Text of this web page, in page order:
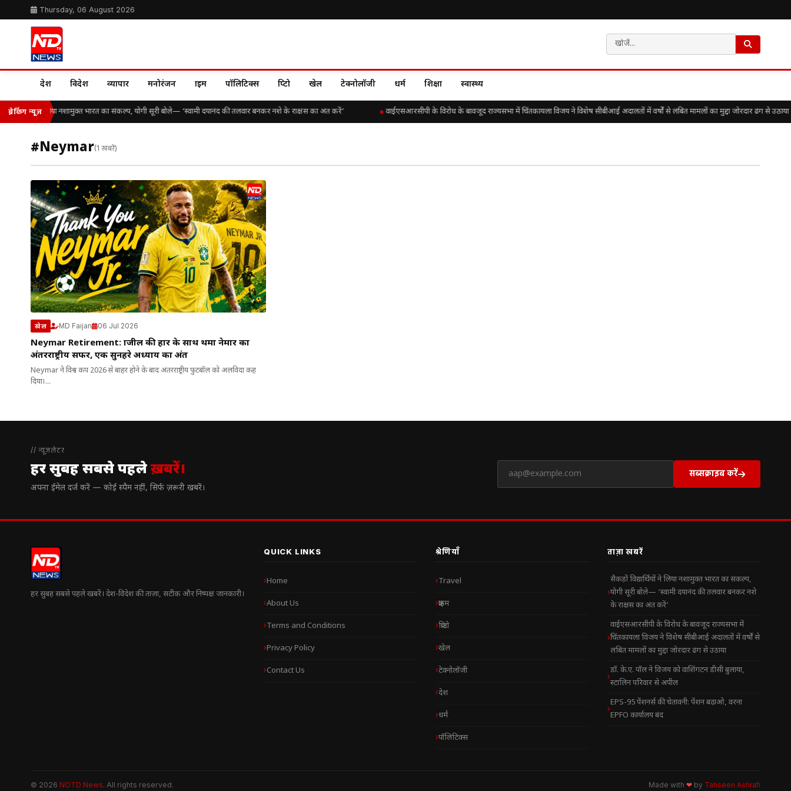
Thursday, 06 August 2026
देश विदेश व्यापार मनोरंजन क्राइम पॉलिटिक्स क्रिप्टो खेल टेक्नोलॉजी धर्म शिक्षा स्वास्थ्य
ब्रेकिंग न्यूज़
विद्यार्थियों ने लिया नशामुक्त भारत का संकल्प, योगी सूरी बोले— ‘स्वामी दयानंद की तलवार बनकर नशे के राक्षस का अंत करें’ वाईएसआरसीपी के विरोध के बावजूद राज्यसभा में चिंतकायला विजय ने विशेष सीबीआई अदालतों में वर्षों से लंबित मामलों का मुद्दा जोरदार ढंग से उठाया
#Neymar(1 खबरें)
खेल MD Faijan 06 Jul 2026
Neymar Retirement: ब्राजील की हार के साथ थमा नेमार का
अंतरराष्ट्रीय सफर, एक सुनहरे अध्याय का अंत
Neymar ने विश्व कप 2026 से बाहर होने के बाद अंतरराष्ट्रीय फुटबॉल को अलविदा कह
दिया।...
// न्यूज़लेटर
हर सुबह सबसे पहलेख़बरें।
अपना ईमेल दर्ज करें — कोई स्पैम नहीं, सिर्फ ज़रूरी खबरें।
सब्सक्राइब करें
हर सुबह सबसे पहले खबरें। देश-विदेश की ताज़ा, सटीक और निष्पक्ष जानकारी।
QUICK LINKS
Home
About Us
Terms and Conditions
Privacy Policy
Contact Us
श्रेणियाँ
Travel
क्राइम
क्रिप्टो
खेल
टेक्नोलॉजी
देश
धर्म
पॉलिटिक्स
ताज़ा खबरें
सैकड़ों विद्यार्थियों ने लिया नशामुक्त भारत का संकल्प,
योगी सूरी बोले— ‘स्वामी दयानंद की तलवार बनकर नशे
के राक्षस का अंत करें’
वाईएसआरसीपी के विरोध के बावजूद राज्यसभा में
चिंतकायला विजय ने विशेष सीबीआई अदालतों में वर्षों से
लंबित मामलों का मुद्दा जोरदार ढंग से उठाया
डॉ. के.ए. पॉल ने विजय को वाशिंगटन डीसी बुलाया,
स्टालिन परिवार से अपील
EPS-95 पेंशनर्स की चेतावनी: पेंशन बढ़ाओ, वरना
EPFO कार्यालय बंद
© 2026 NOTD News. All rights reserved. Made with ❤ by Tahseen Ashrafi